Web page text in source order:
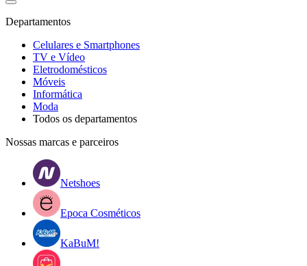
Departamentos
Celulares e Smartphones
TV e Vídeo
Eletrodomésticos
Móveis
Informática
Moda
Todos os departamentos
Nossas marcas e parceiros
Netshoes
Epoca Cosméticos
KaBuM!